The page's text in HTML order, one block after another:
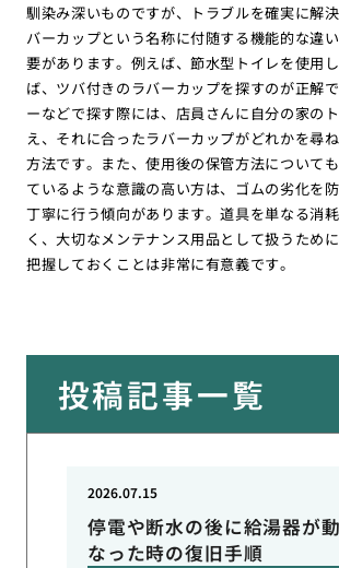
馴染み深いものですが、トラブルを確実に解
バーカップという名称に付随する機能的な違
要があります。例えば、節水型トイレを使用
ば、ツバ付きのラバーカップを探すのが正解
ーなどで探す際には、店員さんに自分の家の
え、それに合ったラバーカップがどれかを尋
方法です。また、使用後の保管方法について
ているような意識の高い方は、ゴムの劣化を
丁寧に行う傾向があります。道具を単なる消
く、大切なメンテナンス用品として扱うため
把握しておくことは非常に有意義です。
投稿記事一覧
停電や断水の後に給湯器が
なった時の復旧手順
2026.07.15